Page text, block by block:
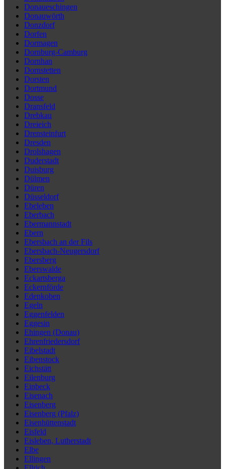
Donaueschingen
Donauwörth
Donzdorf
Dorfen
Dormagen
Dornburg-Camburg
Dornhan
Dornstetten
Dorsten
Dortmund
Dosse
Dransfeld
Drebkau
Dreieich
Drensteinfurt
Dresden
Drolshagen
Duderstadt
Duisburg
Dülmen
Düren
Düsseldorf
Ebeleben
Eberbach
Ebermannstadt
Ebern
Ebersbach an der Fils
Ebersbach-Neugersdorf
Ebersberg
Eberswalde
Eckartsberga
Eckernförde
Edenkoben
Egeln
Eggenfelden
Eggesin
Ehingen (Donau)
Ehrenfriedersdorf
Eibelstadt
Eibenstock
Eichstätt
Eilenburg
Einbeck
Eisenach
Eisenberg
Eisenberg (Pfalz)
Eisenhüttenstadt
Eisfeld
Eisleben, Lutherstadt
Elbe
Ellingen